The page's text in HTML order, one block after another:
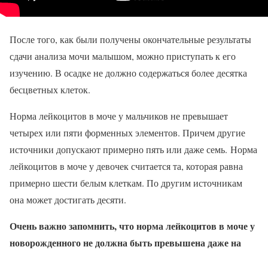
После того, как были получены окончательные результаты
сдачи анализа мочи малышом, можно приступать к его
изучению. В осадке не должно содержаться более десятка
бесцветных клеток.
Норма лейкоцитов в моче у мальчиков не превышает
четырех или пяти форменных элементов. Причем другие
источники допускают примерно пять или даже семь. Норма
лейкоцитов в моче у девочек считается та, которая равна
примерно шести белым клеткам. По другим источникам
она может достигать десяти.
Очень важно запомнить, что норма лейкоцитов в моче у
новорожденного не должна быть превышена даже на